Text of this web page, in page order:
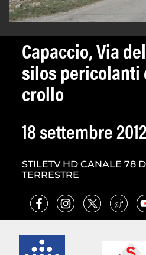
Capaccio, Via
silos pericolanti
crollo
18 settembre
STILETV HD CANALE 78
TERRESTRE